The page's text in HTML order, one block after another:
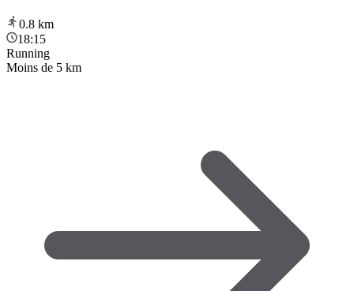
0.8 km
18:15
Running
Moins de 5 km